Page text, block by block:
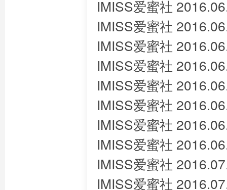
IMISS爱蜜社
IMISS爱蜜社
IMISS爱蜜社
IMISS爱蜜社
IMISS爱蜜社
IMISS爱蜜社
IMISS爱蜜社
IMISS爱蜜社
IMISS爱蜜社
IMISS爱蜜社